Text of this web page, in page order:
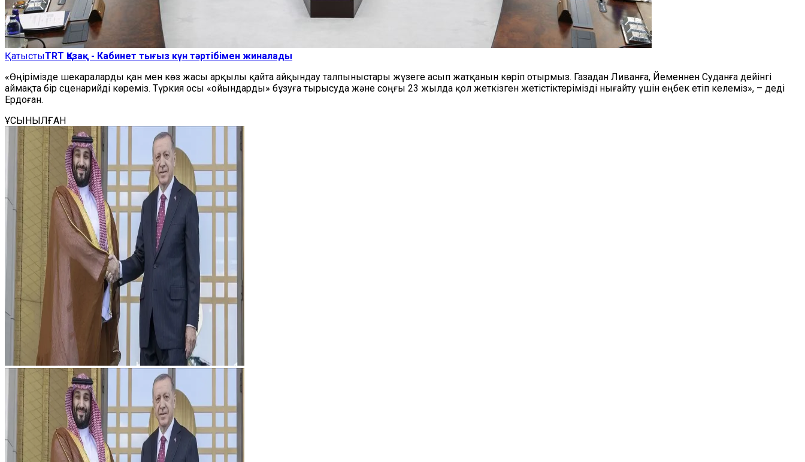
ҚатыстыTRT Қазақ - Кабинет тығыз күн тәртібімен жиналады
«Өңірімізде шекараларды қан мен көз жасы арқылы қайта айқындау талпыныстары жүзеге асып жатқанын көріп отырмыз. Газадан Ливанға, Йеменнен Суданға дейінгі
аймақта бір сценарийді көреміз. Түркия осы «ойындарды» бұзуға тырысуда және соңғы 23 жылда қол жеткізген жетістіктерімізді нығайту үшін еңбек етіп келеміз», – деді
Ердоған.
ҰСЫНЫЛҒАН